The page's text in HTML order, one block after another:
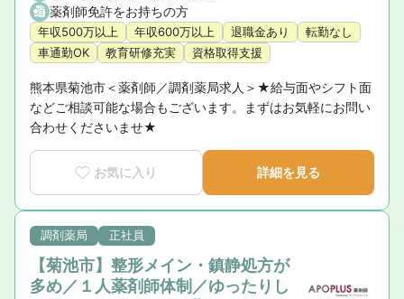
薬剤師免許をお持ちの方
年収500万以上 年収600万以上 退職金あり
転勤なし
車通勤OK
教育研修充実 資格取得支援
熊本県菊池市＜薬剤師／調剤薬局求人＞★給与面やシフト面
などご相談可能な場合もございます。まずはお気軽にお問い
合わせくださいませ★
お気に入り 詳細を見る
調剤薬局 正社員
【菊池市】整形メイン・鎮静処方が
多め／１人薬剤師体制／ゆったりし